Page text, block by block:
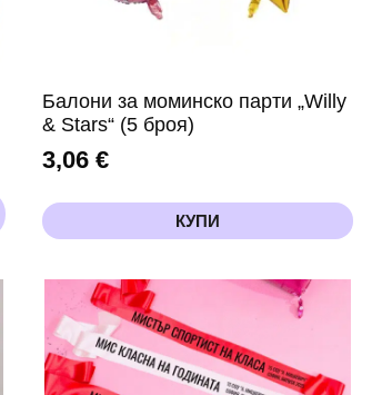
Балони за моминско парти „Willy
& Stars“ (5 броя)
3,06€
КУПИ